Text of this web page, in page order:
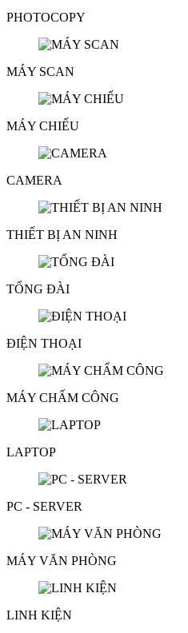
PHOTOCOPY
MÁY SCAN
MÁY CHIẾU
CAMERA
THIẾT BỊ AN NINH
TỔNG ĐÀI
ĐIỆN THOẠI
MÁY CHẤM CÔNG
LAPTOP
PC - SERVER
MÁY VĂN PHÒNG
LINH KIỆN